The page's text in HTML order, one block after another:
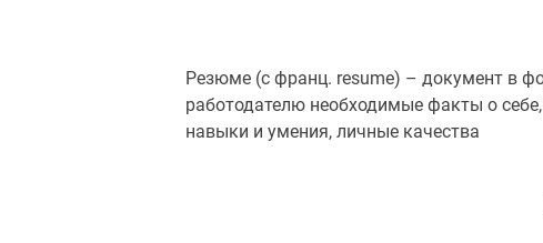
Резюме (с франц. resume) – документ в
работодателю необходимые факты о
навыки и умения, личные качества